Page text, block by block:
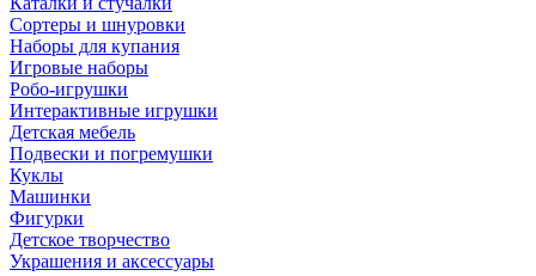
Сортеры и шнуровки
Наборы для купания
Игровые наборы
Робо-игрушки
Интерактивные игрушки
Детская мебель
Подвески и погремушки
Куклы
Машинки
Фигурки
Детское творчество
Украшения и аксессуары